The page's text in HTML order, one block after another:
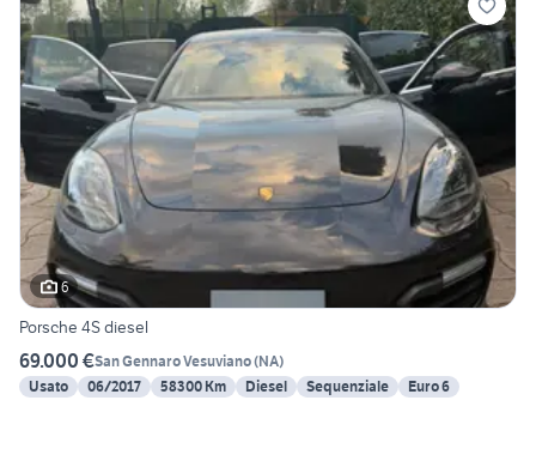
6
Porsche 4S diesel
69.000 €San Gennaro Vesuviano(NA)
Usato
06/2017 58300 Km Diesel Sequenziale Euro 6